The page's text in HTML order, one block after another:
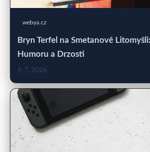
webya.cz
Bryn Terfel na Smetanově
Humoru a Drzosti
4. 7. 2026